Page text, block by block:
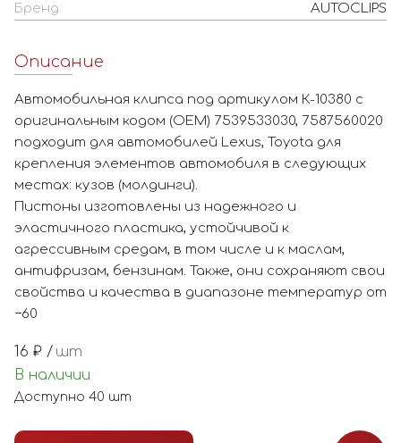
Бренд:
AUTOCLIPS
Описание
Автомобильная клипса под артикулом К-10380 с
оригинальным кодом (OEM) 7539533030, 7587560020
подходит для автомобилей Lexus, Toyota для
крепления элементов автомобиля в следующих
местах: кузов (молдинги).
Пистоны изготовлены из надежного и
эластичного пластика, устойчивой к
агрессивным средам, в том числе и к маслам,
антифризам, бензинам. Также, они сохраняют свои
свойства и качества в диапазоне температур от
−60
16 ₽ / шт
В наличии
Доступно 40 шт